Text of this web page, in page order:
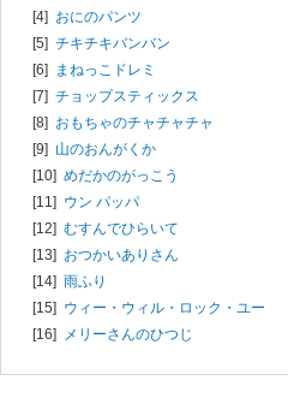
[4] おにのパンツ
[5] チキチキバンバン
[6] まねっこドレミ
[7] チョップスティックス
[8] おもちゃのチャチャチャ
[9] 山のおんがくか
[10] めだかのがっこう
[11] ウン パッパ
[12] むすんでひらいて
[13] おつかいありさん
[14] 雨ふり
[15] ウィー・ウィル・ロック・ユー
[16] メリーさんのひつじ